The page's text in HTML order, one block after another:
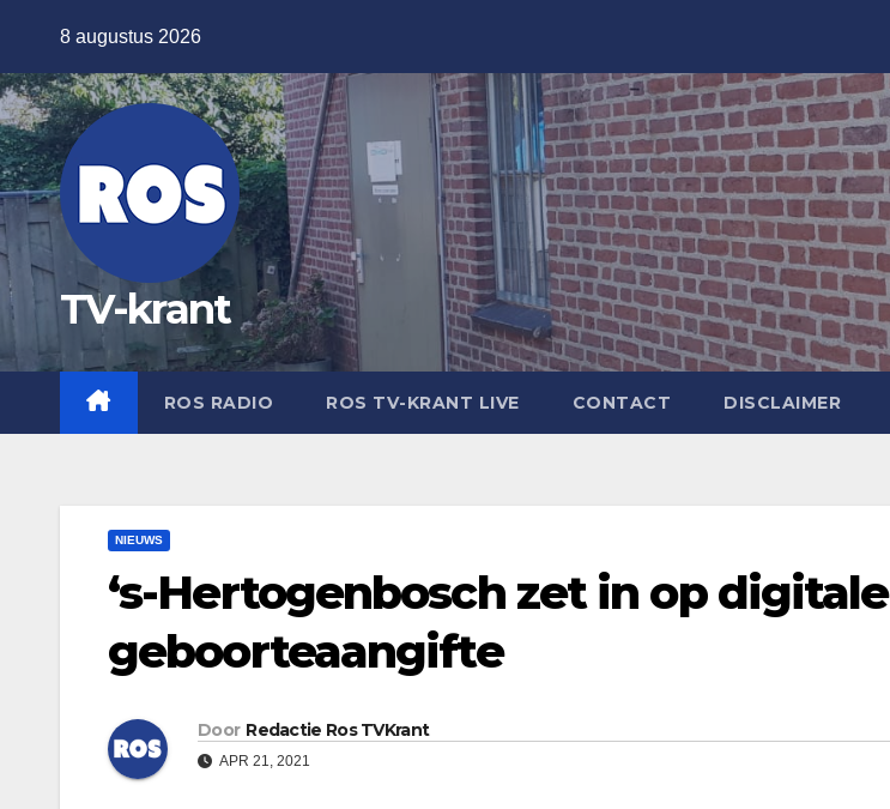
de
inhoud
8 augustus 2026
TV-krant
ROS RADIO ROS TV-KRANT LIVE CONTACT DISCLAIMER
NIEUWS
‘s-Hertogenbosch zet in op digitale
geboorteaangifte
Door Redactie Ros TVKrant
APR 21, 2021